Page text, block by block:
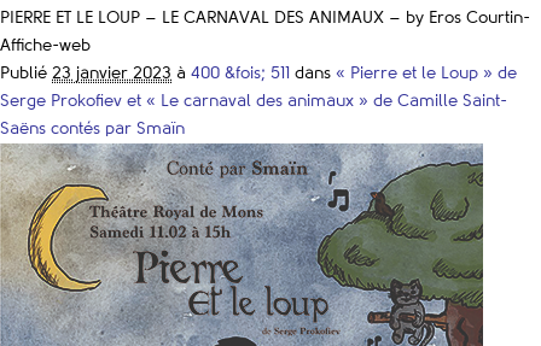
PIERRE ET LE LOUP – LE CARNAVAL DES ANIMAUX – by Eros Courtin-
Affiche-web
Publié 23 janvier 2023 à 400 &fois; 511 dans « Pierre et le Loup » de
Serge Prokofiev et « Le carnaval des animaux » de Camille Saint-
Saëns contés par Smaïn